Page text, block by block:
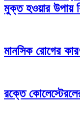
মুক্ত হওয়ার উপায়
মানসিক রোগের
রক্তে